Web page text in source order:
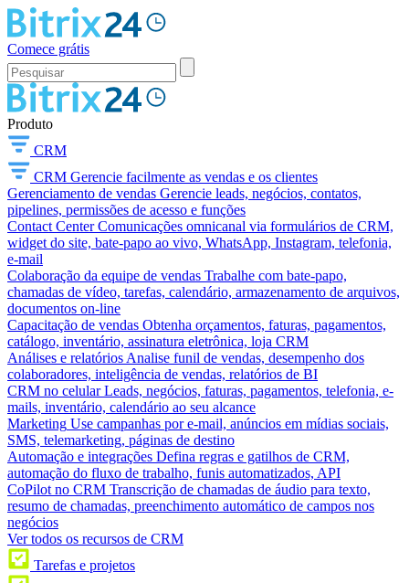
Comece grátis
Produto
CRM
CRM Gerencie facilmente as vendas e os clientes
Gerenciamento de vendas Gerencie leads, negócios, contatos,
pipelines, permissões de acesso e funções
Contact Center Comunicações omnicanal via formulários de CRM,
widget do site, bate-papo ao vivo, WhatsApp, Instagram, telefonia,
e-mail
Colaboração da equipe de vendas Trabalhe com bate-papo,
chamadas de vídeo, tarefas, calendário, armazenamento de arquivos,
documentos on-line
Capacitação de vendas Obtenha orçamentos, faturas, pagamentos,
catálogo, inventário, assinatura eletrônica, loja CRM
Análises e relatórios Analise funil de vendas, desempenho dos
colaboradores, inteligência de vendas, relatórios de BI
CRM no celular Leads, negócios, faturas, pagamentos, telefonia, e-
mails, inventário, calendário ao seu alcance
Marketing Use campanhas por e-mail, anúncios em mídias sociais,
SMS, telemarketing, páginas de destino
Automação e integrações Defina regras e gatilhos de CRM,
automação do fluxo de trabalho, funis automatizados, API
CoPilot no CRM Transcrição de chamadas de áudio para texto,
resumo de chamadas, preenchimento automático de campos nos
negócios
Ver todos os recursos de CRM
Tarefas e projetos